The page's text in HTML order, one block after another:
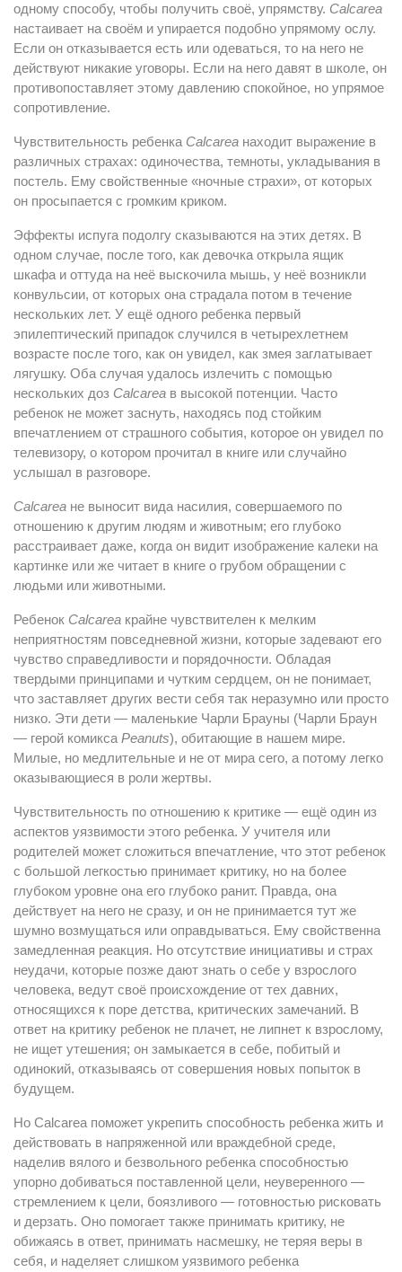
одному способу, чтобы получить своё, упрямству. Calcarea
настаивает на своём и упирается подобно упрямому ослу.
Если он отказывается есть или одеваться, то на него не
действуют никакие уговоры. Если на него давят в школе, он
противопоставляет этому давлению спокойное, но упрямое
сопротивление.
Чувствительность ребенка Calcarea находит выражение в
различных страхах: одиночества, темноты, укладывания в
постель. Ему свойственные «ночные страхи», от которых
он просыпается с громким криком.
Эффекты испуга подолгу сказываются на этих детях. В
одном случае, после того, как девочка открыла ящик
шкафа и оттуда на неё выскочила мышь, у неё возникли
конвульсии, от которых она страдала потом в течение
нескольких лет. У ещё одного ребенка первый
эпилептический припадок случился в четырехлетнем
возрасте после того, как он увидел, как змея заглатывает
лягушку. Оба случая удалось излечить с помощью
нескольких доз Calcarea в высокой потенции. Часто
ребенок не может заснуть, находясь под стойким
впечатлением от страшного события, которое он увидел по
телевизору, о котором прочитал в книге или случайно
услышал в разговоре.
Calcarea не выносит вида насилия, совершаемого по
отношению к другим людям и животным; его глубоко
расстраивает даже, когда он видит изображение калеки на
картинке или же читает в книге о грубом обращении с
людьми или животными.
Ребенок Calcarea крайне чувствителен к мелким
неприятностям повседневной жизни, которые задевают его
чувство справедливости и порядочности. Обладая
твердыми принципами и чутким сердцем, он не понимает,
что заставляет других вести себя так неразумно или просто
низко. Эти дети — маленькие Чарли Брауны (Чарли Браун
— герой комикса Peanuts), обитающие в нашем мире.
Милые, но медлительные и не от мира сего, а потому легко
оказывающиеся в роли жертвы.
Чувствительность по отношению к критике — ещё один из
аспектов уязвимости этого ребенка. У учителя или
родителей может сложиться впечатление, что этот ребенок
с большой легкостью принимает критику, но на более
глубоком уровне она его глубоко ранит. Правда, она
действует на него не сразу, и он не принимается тут же
шумно возмущаться или оправдываться. Ему свойственна
замедленная реакция. Но отсутствие инициативы и страх
неудачи, которые позже дают знать о себе у взрослого
человека, ведут своё происхождение от тех давних,
относящихся к поре детства, критических замечаний. В
ответ на критику ребенок не плачет, не липнет к взрослому,
не ищет утешения; он замыкается в себе, побитый и
одинокий, отказываясь от совершения новых попыток в
будущем.
Но Calcarea поможет укрепить способность ребенка жить и
действовать в напряженной или враждебной среде,
наделив вялого и безвольного ребенка способностью
упорно добиваться поставленной цели, неуверенного —
стремлением к цели, боязливого — готовностью рисковать
и дерзать. Оно помогает также принимать критику, не
обижаясь в ответ, принимать насмешку, не теряя веры в
себя, и наделяет слишком уязвимого ребенка